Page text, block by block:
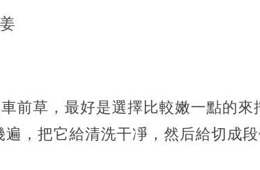
前草，最好是選擇比較嫩一點的
，把它給清洗干凈，然后給切成